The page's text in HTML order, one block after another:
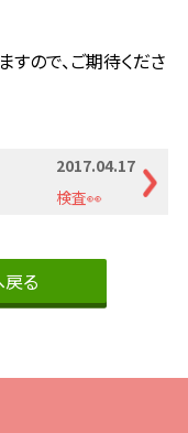
ので、ご期待くださ
2017.04.17
検査👀
戻る